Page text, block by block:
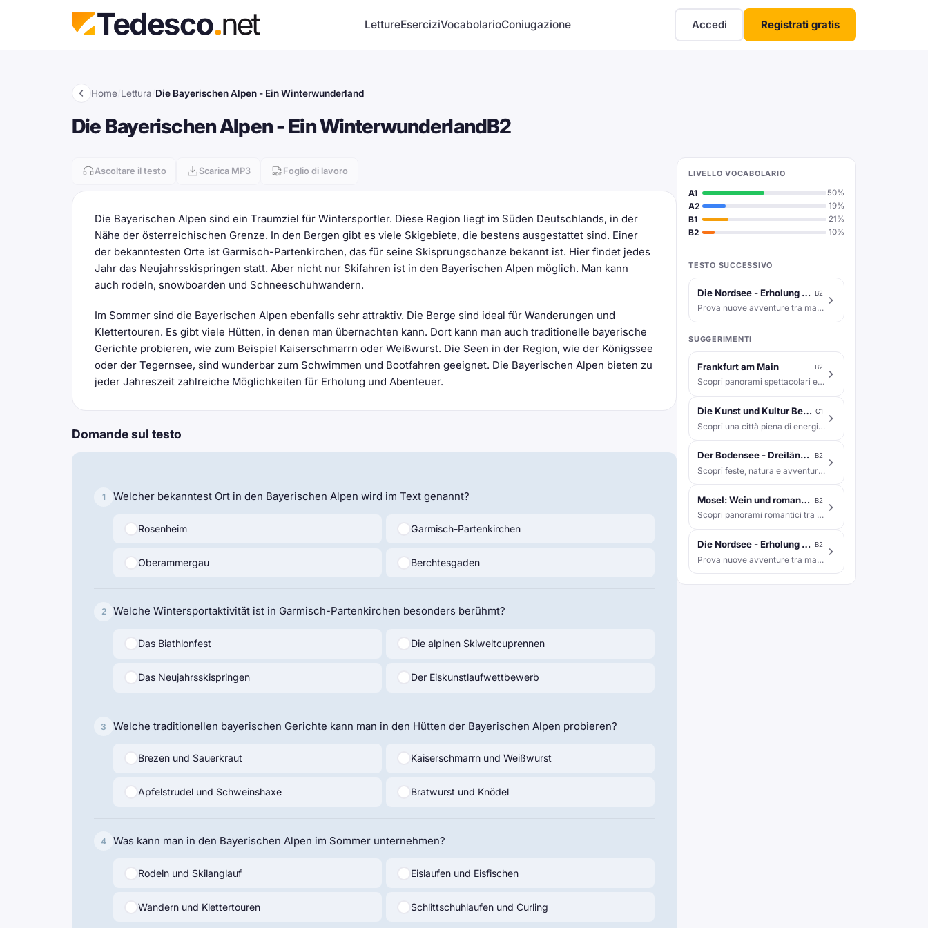
LettureEserciziVocabolarioConiugazione Accedi Registrati gratis
Home Lettura Die Bayerischen Alpen - Ein Winterwunderland
Die Bayerischen Alpen - Ein WinterwunderlandB2
Ascoltare il testo Scarica MP3 Foglio di lavoro
Die Bayerischen Alpen sind ein Traumziel für Wintersportler. Diese Region liegt im Süden Deutschlands, in der
Nähe der österreichischen Grenze. In den Bergen gibt es viele Skigebiete, die bestens ausgestattet sind. Einer
der bekanntesten Orte ist Garmisch-Partenkirchen, das für seine Skisprungschanze bekannt ist. Hier findet jedes
Jahr das Neujahrsskispringen statt. Aber nicht nur Skifahren ist in den Bayerischen Alpen möglich. Man kann
auch rodeln, snowboarden und Schneeschuhwandern.
Im Sommer sind die Bayerischen Alpen ebenfalls sehr attraktiv. Die Berge sind ideal für Wanderungen und
Klettertouren. Es gibt viele Hütten, in denen man übernachten kann. Dort kann man auch traditionelle bayerische
Gerichte probieren, wie zum Beispiel Kaiserschmarrn oder Weißwurst. Die Seen in der Region, wie der Königssee
oder der Tegernsee, sind wunderbar zum Schwimmen und Bootfahren geeignet. Die Bayerischen Alpen bieten zu
jeder Jahreszeit zahlreiche Möglichkeiten für Erholung und Abenteuer.
Domande sul testo
1 Welcher bekanntest Ort in den Bayerischen Alpen wird im Text genannt?
Rosenheim Garmisch-Partenkirchen
Oberammergau Berchtesgaden
2 Welche Wintersportaktivität ist in Garmisch-Partenkirchen besonders berühmt?
Das Biathlonfest Die alpinen Skiweltcuprennen
Das Neujahrsskispringen Der Eiskunstlaufwettbewerb
3 Welche traditionellen bayerischen Gerichte kann man in den Hütten der Bayerischen Alpen probieren?
Brezen und Sauerkraut Kaiserschmarrn und Weißwurst
Apfelstrudel und Schweinshaxe Bratwurst und Knödel
4 Was kann man in den Bayerischen Alpen im Sommer unternehmen?
Rodeln und Skilanglauf Eislaufen und Eisfischen
Wandern und Klettertouren Schlittschuhlaufen und Curling
LIVELLO VOCABOLARIO
A1 50%
A2 19%
B1 21%
B2 10%
TESTO SUCCESSIVO
Die Nordsee - Erholung am Meer B2
Prova nuove avventure tra mare, vento e sapori!
SUGGERIMENTI
Frankfurt am Main B2
Scopri panorami spettacolari e sapori locali unici!
Die Kunst und Kultur Berlins C1
Scopri una città piena di energia creativa!
Der Bodensee - Dreiländereck am Wasser B2
Scopri feste, natura e avventure tutte da vivere!
Mosel: Wein und romantische Städte B2
Scopri panorami romantici tra colline e vigneti!
Die Nordsee - Erholung am Meer B2
Prova nuove avventure tra mare, vento e sapori!